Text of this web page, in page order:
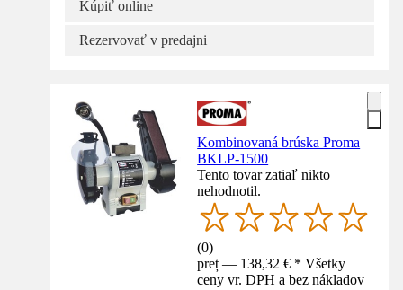
Kúpiť online
Rezervovať v predajni
Kombinovaná brúska Proma
BKLP-1500
Tento tovar zatiaľ nikto
nehodnotil.
(0)
preț — 138,32 € * Všetky
ceny vr. DPH a bez nákladov